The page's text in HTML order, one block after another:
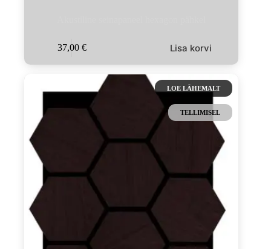
37,00 € Lisa korvi
TELLIMISEL
LOE LÄHEMALT